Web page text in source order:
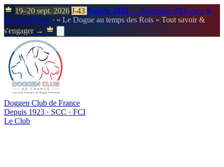
19–20 sept. 2026 J-43 Neuvic 2026 — Nationale d'Élevage &
Doggen Show · « Le Dogue au temps des Rois » Tout savoir &
s'engager →
Doggen Club de France
Depuis 1923 · SCC · FCI
Le Club